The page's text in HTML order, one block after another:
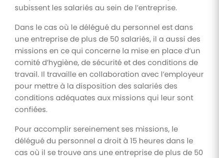
subissent les salariés au sein de l’entreprise.
Dans le cas où le délégué du personnel est dans
une entreprise de plus de 50 salariés, il a aussi des
missions en ce qui concerne la mise en place d’un
comité d’hygiène, de sécurité et des conditions de
travail. Il travaille en collaboration avec l’employeur
pour mettre à la disposition des salariés des
conditions adéquates aux missions qui leur sont
confiées.
Pour accomplir sereinement ses missions, le
délégué du personnel a droit à 15 heures dans le
cas où il se trouve ans une entreprise de plus de 50